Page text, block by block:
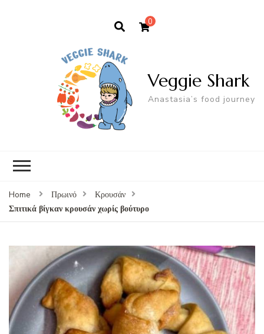
0
Veggie Shark
Anastasia’s food journey
Home Πρωινό
Κρουσάν
Σπιτικά βίγκαν κρουσάν χωρίς βούτυρο